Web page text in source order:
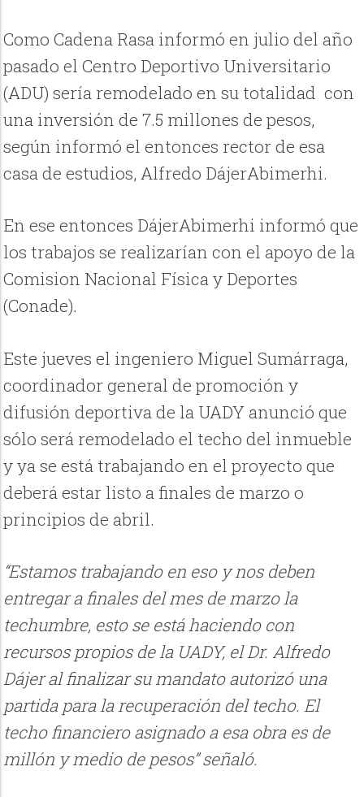
Como Cadena Rasa informó en julio del año
pasado el Centro Deportivo Universitario
(ADU) sería remodelado en su totalidad con
una inversión de 7.5 millones de pesos,
según informó el entonces rector de esa
casa de estudios, Alfredo DájerAbimerhi.
En ese entonces DájerAbimerhi informó que
los trabajos se realizarían con el apoyo de la
Comision Nacional Física y Deportes
(Conade).
Este jueves el ingeniero Miguel Sumárraga,
coordinador general de promoción y
difusión deportiva de la UADY anunció que
sólo será remodelado el techo del inmueble
y ya se está trabajando en el proyecto que
deberá estar listo a finales de marzo o
principios de abril.
“Estamos trabajando en eso y nos deben
entregar a finales del mes de marzo la
techumbre, esto se está haciendo con
recursos propios de la UADY, el Dr. Alfredo
Dájer al finalizar su mandato autorizó una
partida para la recuperación del techo. El
techo financiero asignado a esa obra es de
millón y medio de pesos” señaló.